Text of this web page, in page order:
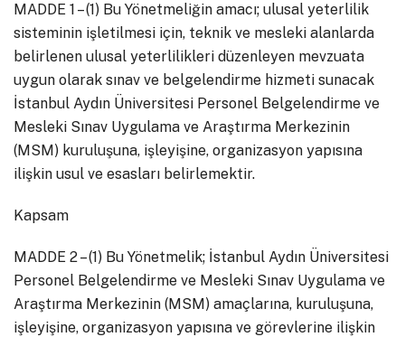
MADDE 1 – (1) Bu Yönetmeliğin amacı; ulusal yeterlilik
sisteminin işletilmesi için, teknik ve mesleki alanlarda
belirlenen ulusal yeterlilikleri düzenleyen mevzuata
uygun olarak sınav ve belgelendirme hizmeti sunacak
İstanbul Aydın Üniversitesi Personel Belgelendirme ve
Mesleki Sınav Uygulama ve Araştırma Merkezinin
(MSM) kuruluşuna, işleyişine, organizasyon yapısına
ilişkin usul ve esasları belirlemektir.
Kapsam
MADDE 2 – (1) Bu Yönetmelik; İstanbul Aydın Üniversitesi
Personel Belgelendirme ve Mesleki Sınav Uygulama ve
Araştırma Merkezinin (MSM) amaçlarına, kuruluşuna,
işleyişine, organizasyon yapısına ve görevlerine ilişkin